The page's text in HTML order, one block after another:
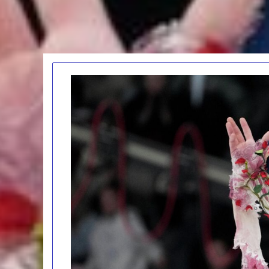
стал
«Атлетико»
Лукман стал
«Атлетико»